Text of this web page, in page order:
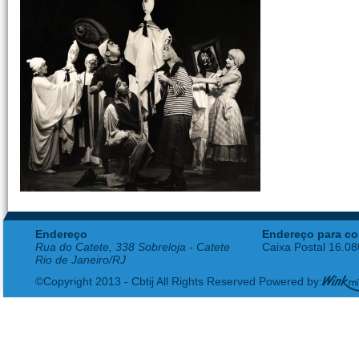
Endereço
Rua do Catete, 338 Sobreloja - Catete
Rio de Janeiro/RJ
Endereço para
Caixa Postal
©Copyright 2013 - Cbtij All Rights Reserved Powered by: